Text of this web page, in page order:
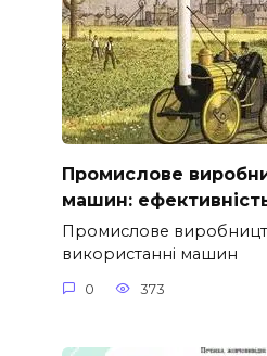
Промислове
машин: ефективність
Промислове
використанні машин
0 373